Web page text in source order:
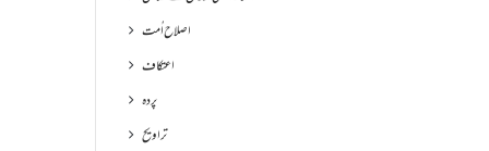
اصلاح اُمت
اعتکاف
پردہ
تراویح